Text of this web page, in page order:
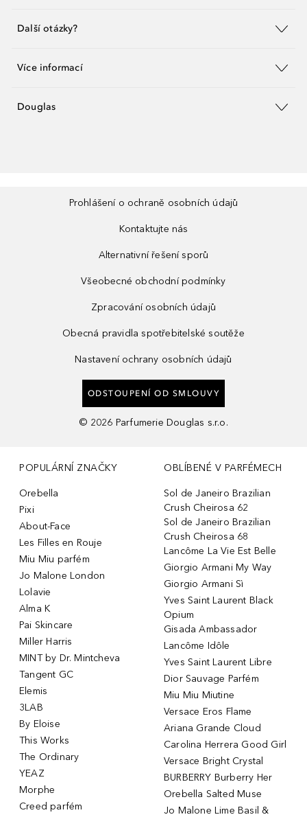
Další otázky?
Více informací
Douglas
Prohlášení o ochraně osobních údajů
Kontaktujte nás
Alternativní řešení sporů
Všeobecné obchodní podmínky
Zpracování osobních údajů
Obecná pravidla spotřebitelské soutěže
Nastavení ochrany osobních údajů
ODSTOUPENÍ OD SMLOUVY
© 2026 Parfumerie Douglas s.r.o.
POPULÁRNÍ ZNAČKY
Orebella
Pixi
About-Face
Les Filles en Rouje
Miu Miu parfém
Jo Malone London
Lolavie
Alma K
Pai Skincare
Miller Harris
MINT by Dr. Mintcheva
Tangent GC
Elemis
3LAB
By Eloise
This Works
The Ordinary
YEAZ
Morphe
Creed parfém
OBLÍBENÉ V PARFÉMECH
Sol de Janeiro Brazilian
Crush Cheirosa 62
Sol de Janeiro Brazilian
Crush Cheirosa 68
Lancôme La Vie Est Belle
Giorgio Armani My Way
Giorgio Armani Sì
Yves Saint Laurent Black
Opium
Gisada Ambassador
Lancôme Idôle
Yves Saint Laurent Libre
Dior Sauvage Parfém
Miu Miu Miutine
Versace Eros Flame
Ariana Grande Cloud
Carolina Herrera Good Girl
Versace Bright Crystal
BURBERRY Burberry Her
Orebella Salted Muse
Jo Malone Lime Basil &